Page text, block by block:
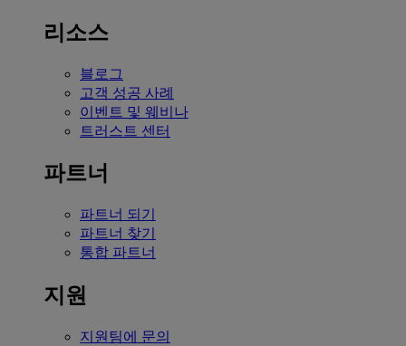
리소스
블로그
고객 성공 사례
이벤트 및 웨비나
트러스트 센터
파트너
파트너 되기
파트너 찾기
통합 파트너
지원
지원팀에 문의